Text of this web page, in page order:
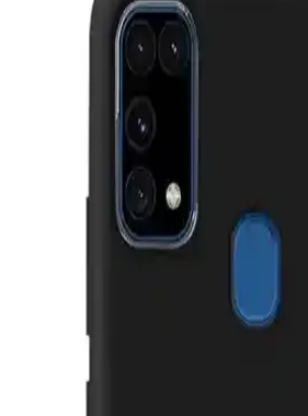
Günümüzde akıllı telefon kullanıcılarının
teknolojisi, kablosuz şarj imkanı sunarak
Xiaomi Poco X7 Pro için
Hayalet Ekran Koruyucu Ürün
Xiaomi Poco X7 Pro uyumlu hayalet ekran
temperli cam ve parmak izi önleyici
estetik ve kullanışlıdır.
Redmi Note 9 Pro ekran koruyucu
cihazınızı koruma altına alın.